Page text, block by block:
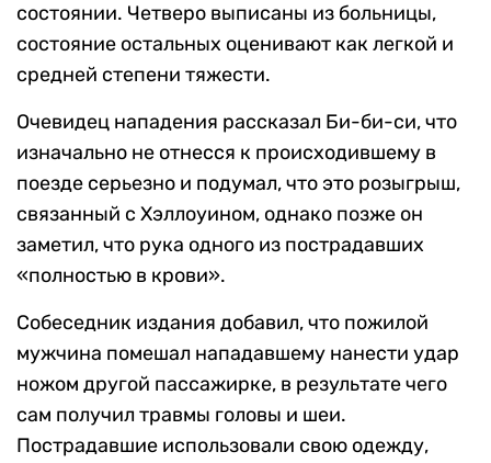
состоянии. Четверо выписаны из больницы,
состояние остальных оценивают как легкой и
средней степени тяжести.
Очевидец нападения рассказал Би-би-си, что
изначально не отнесся к происходившему в
поезде серьезно и подумал, что это розыгрыш,
связанный с Хэллоуином, однако позже он
заметил, что рука одного из пострадавших
«полностью в крови».
Собеседник издания добавил, что пожилой
мужчина помешал нападавшему нанести удар
ножом другой пассажирке, в результате чего
сам получил травмы головы и шеи.
Пострадавшие использовали свою одежду,